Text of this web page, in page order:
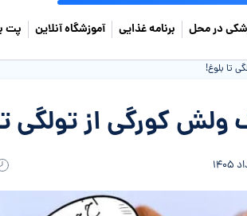
در محل برنامه غذایی آموزشگاه آنلاین پت
تا بلوغ!
کورگی از تولگی